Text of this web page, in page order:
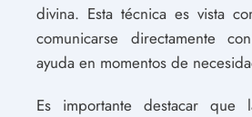
divina. Esta técnica es vista
comunicarse directamente
ayuda en momentos de
Es importante destacar